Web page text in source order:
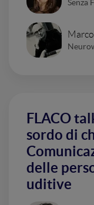
Senza
FLACO
sordo di
delle
uditive